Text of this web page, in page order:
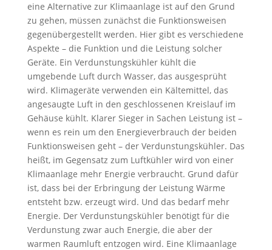
eine Alternative zur Klimaanlage ist auf den Grund
zu gehen, müssen zunächst die Funktionsweisen
gegenübergestellt werden. Hier gibt es verschiedene
Aspekte – die Funktion und die Leistung solcher
Geräte. Ein Verdunstungskühler kühlt die
umgebende Luft durch Wasser, das ausgesprüht
wird. Klimageräte verwenden ein Kältemittel, das
angesaugte Luft in den geschlossenen Kreislauf im
Gehäuse kühlt. Klarer Sieger in Sachen Leistung ist –
wenn es rein um den Energieverbrauch der beiden
Funktionsweisen geht – der Verdunstungskühler. Das
heißt, im Gegensatz zum Luftkühler wird von einer
Klimaanlage mehr Energie verbraucht. Grund dafür
ist, dass bei der Erbringung der Leistung Wärme
entsteht bzw. erzeugt wird. Und das bedarf mehr
Energie. Der Verdunstungskühler benötigt für die
Verdunstung zwar auch Energie, die aber der
warmen Raumluft entzogen wird. Eine Klimaanlage